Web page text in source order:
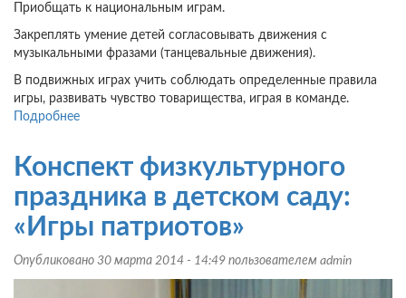
Приобщать к национальным играм.
Закреплять умение детей согласовывать движения с
музыкальными фразами (танцевальные движения).
В подвижных играх учить соблюдать определенные правила
игры, развивать чувство товарищества, играя в команде.
Подробнее
физкультурного
занятия
в
подготовительной
«Галопом
по
Конспект физкультурного
праздника в детском саду:
«Игры патриотов»
Опубликовано 30 марта 2014 - 14:49 пользователем admin